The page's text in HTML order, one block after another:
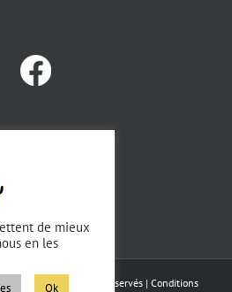
Chevillon | Tous droits réservés | Conditions
de mieux
en les
Ok